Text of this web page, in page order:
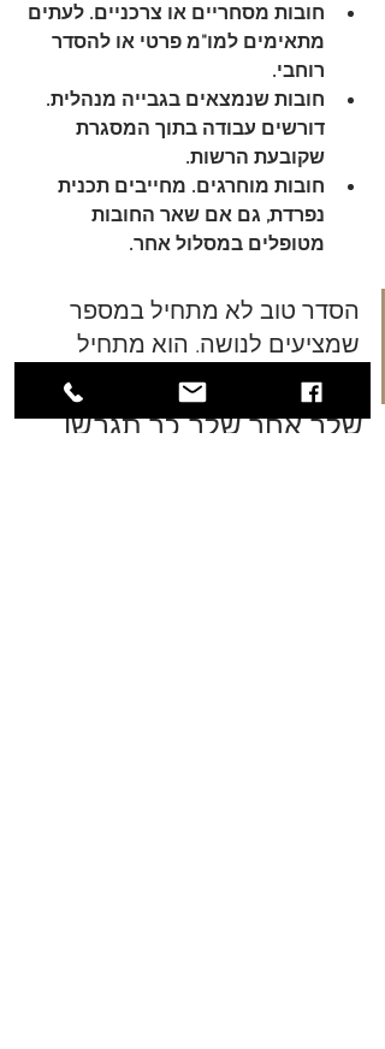
חובות מסחריים או צרכניים. לעתים
מתאימים למו"מ פרטי או להסדר
רוחבי.
חובות שנמצאים בגבייה מנהלית.
דורשים עבודה בתוך המסגרת
שקובעת הרשות.
חובות מוחרגים. מחייבים תכנית
נפרדת, גם אם שאר החובות
מטופלים במסלול אחר.
הסדר טוב לא מתחיל במספר
שמציעים לנושה. הוא מתחיל
בסיווג נכון של כל חוב וחוב.
שלב אחר שלב כך תגבשו